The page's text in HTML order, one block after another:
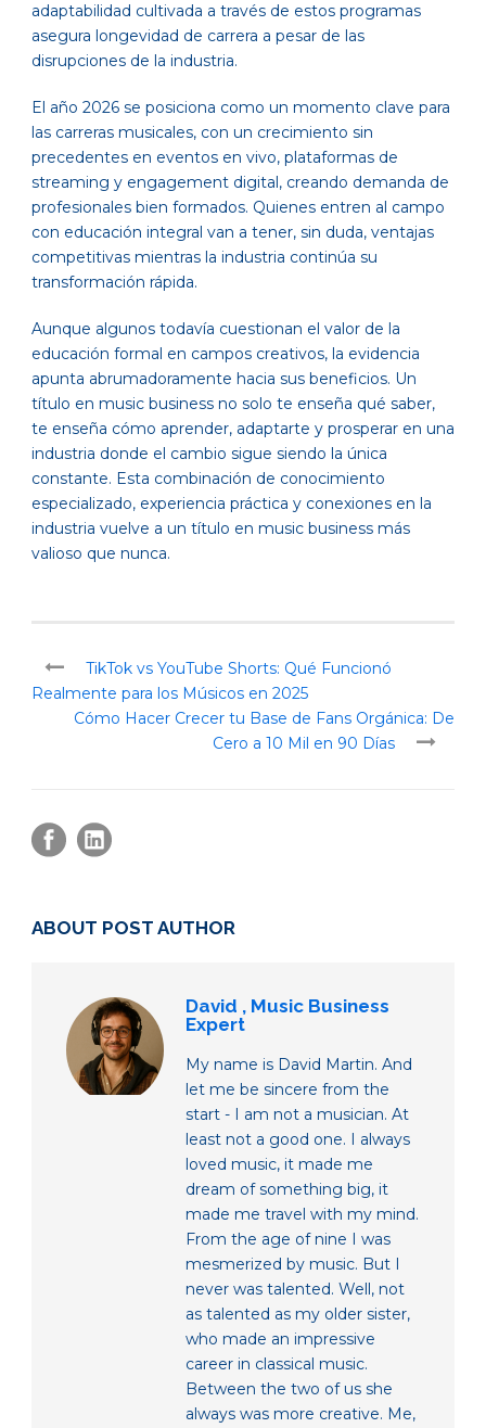
adaptabilidad cultivada a través de estos programas
asegura longevidad de carrera a pesar de las
disrupciones de la industria.
El año 2026 se posiciona como un momento clave para
las carreras musicales, con un crecimiento sin
precedentes en eventos en vivo, plataformas de
streaming y engagement digital, creando demanda de
profesionales bien formados. Quienes entren al campo
con educación integral van a tener, sin duda, ventajas
competitivas mientras la industria continúa su
transformación rápida.
Aunque algunos todavía cuestionan el valor de la
educación formal en campos creativos, la evidencia
apunta abrumadoramente hacia sus beneficios. Un
título en music business no solo te enseña qué saber,
te enseña cómo aprender, adaptarte y prosperar en una
industria donde el cambio sigue siendo la única
constante. Esta combinación de conocimiento
especializado, experiencia práctica y conexiones en la
industria vuelve a un título en music business más
valioso que nunca.
TikTok vs YouTube Shorts: Qué Funcionó
Realmente para los Músicos en 2025
Cómo Hacer Crecer tu Base de Fans Orgánica: De
Cero a 10 Mil en 90 Días
ABOUT POST AUTHOR
David , Music Business
Expert
My name is David Martin. And
let me be sincere from the
start - I am not a musician. At
least not a good one. I always
loved music, it made me
dream of something big, it
made me travel with my mind.
From the age of nine I was
mesmerized by music. But I
never was talented. Well, not
as talented as my older sister,
who made an impressive
career in classical music.
Between the two of us she
always was more creative. Me,